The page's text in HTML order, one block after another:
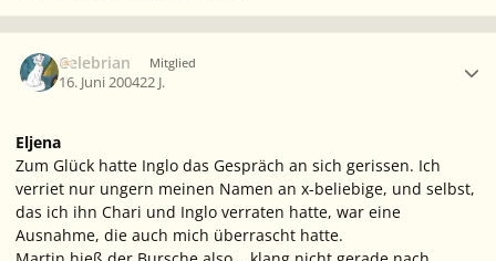
Celebrian Mitglied
16. Juni 200422 J.
Eljena
Zum Glück hatte Inglo das Gespräch an sich gerissen. Ich
verriet nur ungern meinen Namen an x-beliebige, und selbst,
das ich ihn Chari und Inglo verraten hatte, war eine
Ausnahme, die auch mich überrascht hatte.